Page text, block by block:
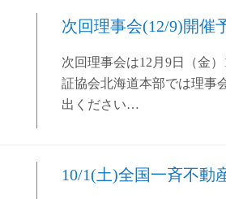
次回理事会(12/9)開催
次回理事会は12月9日（金
証協会北海道本部では理事
出ください…
10/1(土)全国一斉不動